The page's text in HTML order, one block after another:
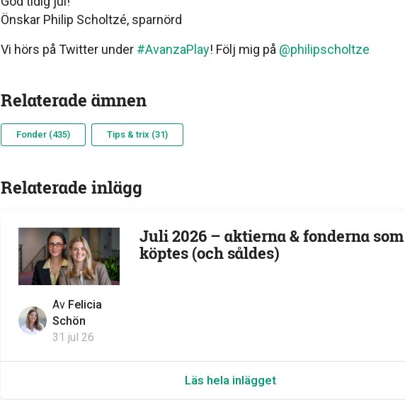
Önskar Philip Scholtzé, sparnörd
Vi hörs på Twitter under #AvanzaPlay! Följ mig på @philipscholtze
Relaterade ämnen
Fonder (435) Tips & trix (31)
Relaterade inlägg
Av Felicia
Schön
31 jul 26
Juli 2026 – aktierna & fonderna som
köptes (och såldes)
Läs hela inlägget